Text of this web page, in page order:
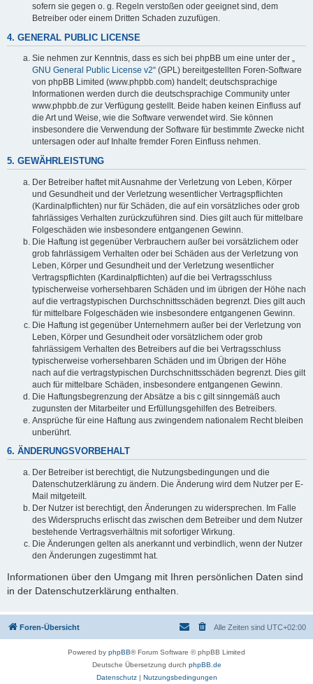
sofern sie gegen o. g. Regeln verstoßen oder geeignet sind, dem
Betreiber oder einem Dritten Schaden zuzufügen.
4. GENERAL PUBLIC LICENSE
Sie nehmen zur Kenntnis, dass es sich bei phpBB um eine unter der „
GNU General Public License v2“ (GPL) bereitgestellten Foren-Software
von phpBB Limited (www.phpbb.com) handelt; deutschsprachige
Informationen werden durch die deutschsprachige Community unter
www.phpbb.de zur Verfügung gestellt. Beide haben keinen Einfluss auf
die Art und Weise, wie die Software verwendet wird. Sie können
insbesondere die Verwendung der Software für bestimmte Zwecke nicht
untersagen oder auf Inhalte fremder Foren Einfluss nehmen.
5. GEWÄHRLEISTUNG
Der Betreiber haftet mit Ausnahme der Verletzung von Leben, Körper
und Gesundheit und der Verletzung wesentlicher Vertragspflichten
(Kardinalpflichten) nur für Schäden, die auf ein vorsätzliches oder grob
fahrlässiges Verhalten zurückzuführen sind. Dies gilt auch für mittelbare
Folgeschäden wie insbesondere entgangenen Gewinn.
Die Haftung ist gegenüber Verbrauchern außer bei vorsätzlichem oder
grob fahrlässigem Verhalten oder bei Schäden aus der Verletzung von
Leben, Körper und Gesundheit und der Verletzung wesentlicher
Vertragspflichten (Kardinalpflichten) auf die bei Vertragsschluss
typischerweise vorhersehbaren Schäden und im übrigen der Höhe nach
auf die vertragstypischen Durchschnittsschäden begrenzt. Dies gilt auch
für mittelbare Folgeschäden wie insbesondere entgangenen Gewinn.
Die Haftung ist gegenüber Unternehmern außer bei der Verletzung von
Leben, Körper und Gesundheit oder vorsätzlichem oder grob
fahrlässigem Verhalten des Betreibers auf die bei Vertragsschluss
typischerweise vorhersehbaren Schäden und im Übrigen der Höhe
nach auf die vertragstypischen Durchschnittsschäden begrenzt. Dies gilt
auch für mittelbare Schäden, insbesondere entgangenen Gewinn.
Die Haftungsbegrenzung der Absätze a bis c gilt sinngemäß auch
zugunsten der Mitarbeiter und Erfüllungsgehilfen des Betreibers.
Ansprüche für eine Haftung aus zwingendem nationalem Recht bleiben
unberührt.
6. ÄNDERUNGSVORBEHALT
Der Betreiber ist berechtigt, die Nutzungsbedingungen und die
Datenschutzerklärung zu ändern. Die Änderung wird dem Nutzer per E-
Mail mitgeteilt.
Der Nutzer ist berechtigt, den Änderungen zu widersprechen. Im Falle
des Widerspruchs erlischt das zwischen dem Betreiber und dem Nutzer
bestehende Vertragsverhältnis mit sofortiger Wirkung.
Die Änderungen gelten als anerkannt und verbindlich, wenn der Nutzer
den Änderungen zugestimmt hat.
Informationen über den Umgang mit Ihren persönlichen Daten sind
in der Datenschutzerklärung enthalten.
Foren-Übersicht Alle Zeiten sind UTC+02:00
Powered by phpBB® Forum Software © phpBB Limited
Deutsche Übersetzung durch phpBB.de
Datenschutz| Nutzungsbedingungen